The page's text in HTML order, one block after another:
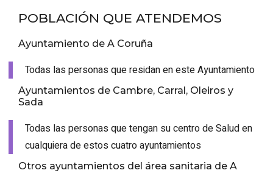
POBLACIÓN QUE ATENDEMOS
Ayuntamiento de A Coruña
Todas las personas que residan en este Ayuntamiento
Ayuntamientos de Cambre, Carral, Oleiros y
Sada
Todas las personas que tengan su centro de Salud en
cualquiera de estos cuatro ayuntamientos
Otros ayuntamientos del área sanitaria de A